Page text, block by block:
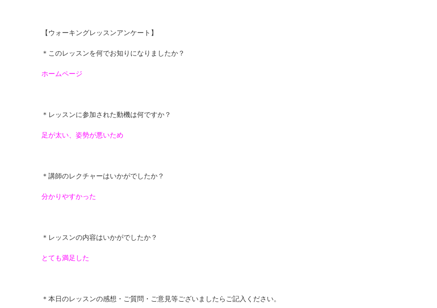
【ウォーキングレッスンアンケート】
＊このレッスンを何でお知りになりましたか？
ホームページ
＊レッスンに参加された動機は何ですか？
足が太い、姿勢が悪いため
＊講師のレクチャーはいかがでしたか？
分かりやすかった
＊レッスンの内容はいかがでしたか？
とても満足した
＊本日のレッスンの感想・ご質問・ご意見等ございましたらご記入ください。